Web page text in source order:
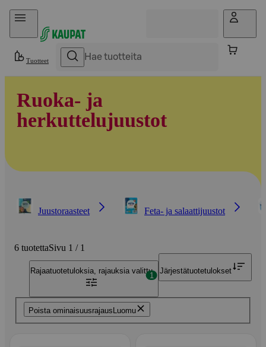
Hyppää sisältöön
Tuotteet
Ruoka- ja
herkuttelujuustot
Juustoraasteet Feta- ja salaattijuustot
6 tuotettaSivu 1 / 1
Poista ominaisuusrajausLuomu
Rajaatuotetuloksia, rajauksia valittu
1
Järjestätuotetulokset